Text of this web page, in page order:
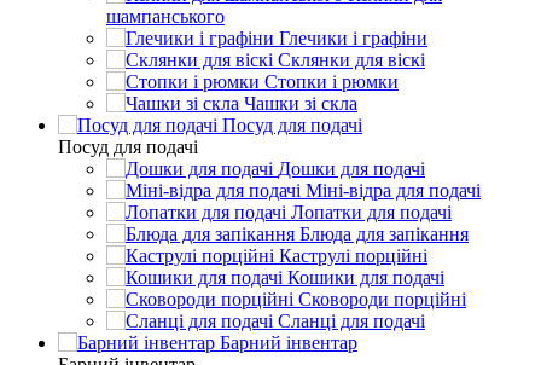
шампанського
Глечики і графіни
Склянки для віскі
Стопки і рюмки
Чашки зі скла
Посуд для подачі
Посуд для подачі
Дошки для подачі
Міні-відра для подачі
Лопатки для подачі
Блюда для запікання
Каструлі порційні
Кошики для подачі
Сковороди порційні
Сланці для подачі
Барний інвентар